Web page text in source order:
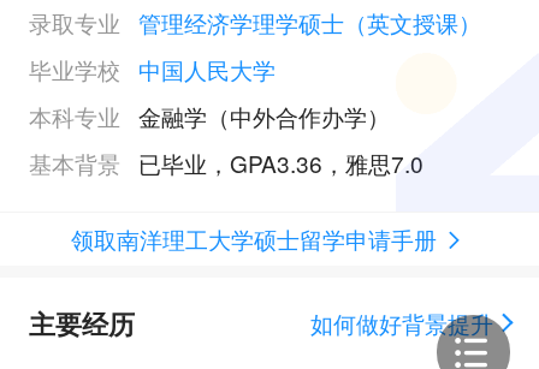
录取专业 管理经济学理学硕士（英文授课）
毕业学校
中国人民大学
本科专业 金融学（中外合作办学）
基本背景
已毕业，GPA3.36，雅思7.0
领取南洋理工大学硕士留学申请手册
主要经历
如何做好背景提升